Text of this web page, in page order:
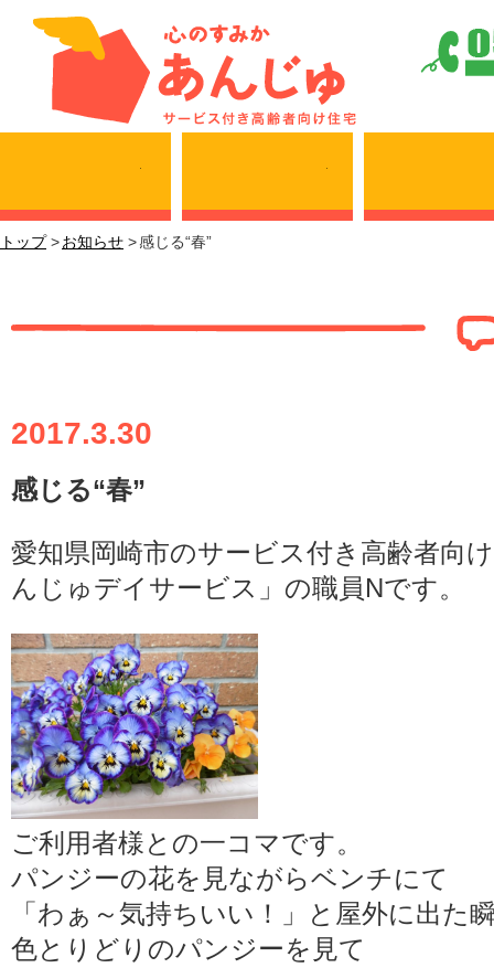
トップ お知らせ 感じる“春”
感じる“春”
愛知県岡崎市のサービス付き高齢者向
んじゅデイサービス」の職員Nです。
ご利用者様との一コマです。
パンジーの花を見ながらベンチにて
「わぁ～気持ちいい！」と屋外に出た
色とりどりのパンジーを見て